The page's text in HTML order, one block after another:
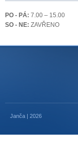
PO - PÁ: 7.00 – 15.00
SO - NE: ZAVŘENO
Janča | 2026